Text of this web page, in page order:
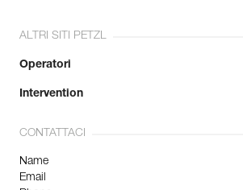
ALTRI SITI PETZL
Operatori
Intervention
CONTATTACI
Name
Email